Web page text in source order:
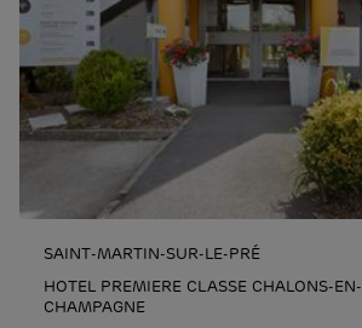
SAINT-MARTIN-SUR-LE-PRÉ
HOTEL PREMIERE CLASSE CHALONS-EN-
CHAMPAGNE